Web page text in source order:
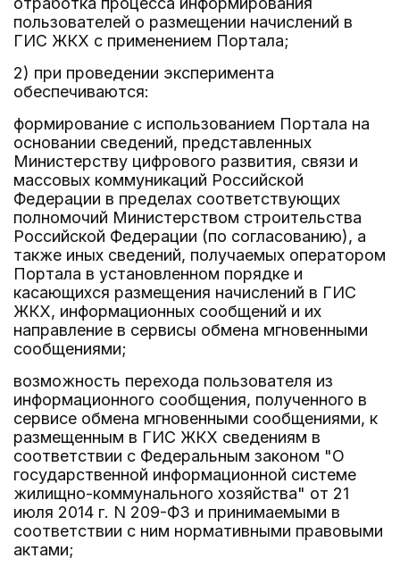
пользователей о размещении начислений в
ГИС ЖКХ с применением Портала;
2) при проведении эксперимента
обеспечиваются:
формирование с использованием Портала на
основании сведений, представленных
Министерству цифрового развития, связи и
массовых коммуникаций Российской
Федерации в пределах соответствующих
полномочий Министерством строительства
Российской Федерации (по согласованию), а
также иных сведений, получаемых оператором
Портала в установленном порядке и
касающихся размещения начислений в ГИС
ЖКХ, информационных сообщений и их
направление в сервисы обмена мгновенными
сообщениями;
возможность перехода пользователя из
информационного сообщения, полученного в
сервисе обмена мгновенными сообщениями, к
размещенным в ГИС ЖКХ сведениям в
соответствии с Федеральным законом "О
государственной информационной системе
жилищно-коммунального хозяйства" от 21
июля 2014 г. N 209-ФЗ и принимаемыми в
соответствии с ним нормативными правовыми
актами;